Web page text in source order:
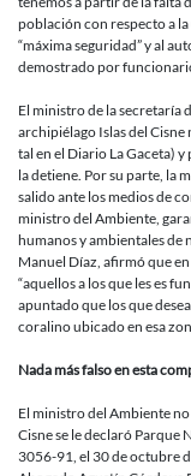
población con respecto a la
“máxima seguridad” y al
demostrado por
El ministro de la secretaría
archipiélago Islas del
tal en el Diario La Gaceta)
la detiene. Por su parte, la
salido ante los medios de
ministro del Ambiente,
humanos y ambientales
Manuel Díaz, afirmó que
“aquellos a los que les es
apuntado que los que
coralino ubicado en esa
Nada más falso en esta
El ministro del Ambiente
Cisne se le declaró
3056-91, el 30 de octubre